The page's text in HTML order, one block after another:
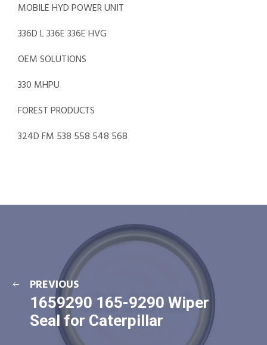
MOBILE HYD POWER UNIT
336D L 336E 336E HVG
OEM SOLUTIONS
330 MHPU
FOREST PRODUCTS
324D FM 538 558 548 568
PREVIOUS
1659290 165-9290 Wiper
Seal for Caterpillar